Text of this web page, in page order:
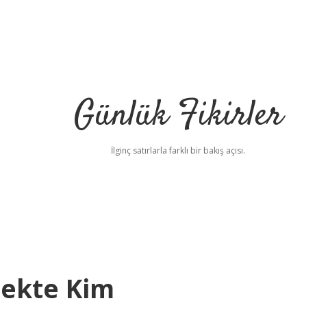
Günlük Fikirler
İlginç satırlarla farklı bir bakış açısı.
Kim